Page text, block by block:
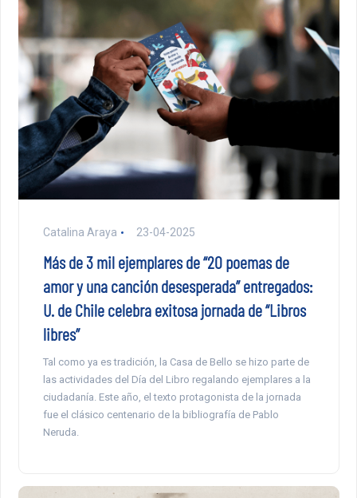
Catalina Araya 23-04-2025
Más de 3 mil ejemplares de “20 poemas de
amor y una canción desesperada” entregados:
U. de Chile celebra exitosa jornada de “Libros
libres”
Tal como ya es tradición, la Casa de Bello se hizo parte de
las actividades del Día del Libro regalando ejemplares a la
ciudadanía. Este año, el texto protagonista de la jornada
fue el clásico centenario de la bibliografía de Pablo
Neruda.